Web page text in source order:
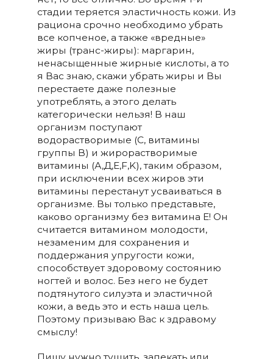
стадии теряется эластичность кожи. Из
рациона срочно необходимо убрать
все копченое, а также «вредные»
жиры (транс-жиры): маргарин,
ненасыщенные жирные кислоты, а то
я Вас знаю, скажи убрать жиры и Вы
перестаете даже полезные
употреблять, а этого делать
категорически нельзя! В наш
организм поступают
водорастворимые (С, витамины
группы В) и жирорастворимые
витамины (А,Д,Е,F,K), таким образом,
при исключении всех жиров эти
витамины перестанут усваиваться в
организме. Вы только представьте,
каково организму без витамина Е! Он
считается витамином молодости,
незаменим для сохранения и
поддержания упругости кожи,
способствует здоровому состоянию
ногтей и волос. Без него не будет
подтянутого силуэта и эластичной
кожи, а ведь это и есть наша цель.
Поэтому призываю Вас к здравому
смыслу!
Пищу нужно тушить, запекать или